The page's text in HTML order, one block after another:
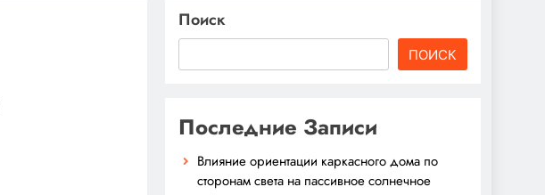
Поиск
ПОИСК
Последние Записи
Влияние ориентации каркасного дома по
сторонам света на пассивное солнечное